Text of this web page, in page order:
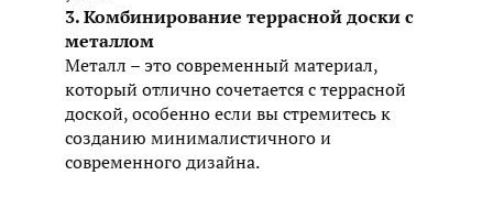
3. Комбинирование террасной доски с
металлом
Металл – это современный материал,
который отлично сочетается с террасной
доской, особенно если вы стремитесь к
созданию минималистичного и
современного дизайна.